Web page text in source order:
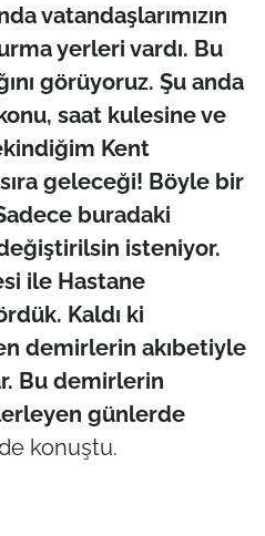
vatandaşlarımızın
yerleri vardı. Bu
görüyoruz. Şu anda
saat kulesine ve
Kent
geleceği! Böyle bir
buradaki
isteniyor.
ile Hastane
Kaldı ki
demirlerin akıbetiyle
Bu demirlerin
günlerde
konuştu.